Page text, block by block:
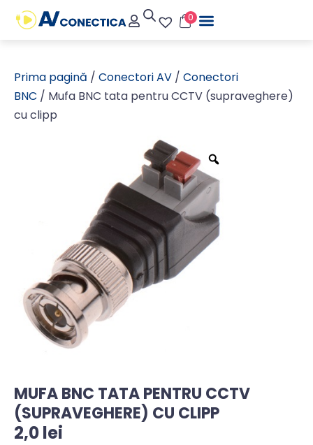
0
Prima pagină / Conectori AV / Conectori
BNC / Mufa BNC tata pentru CCTV (supraveghere)
cu clipp
MUFA BNC TATA PENTRU CCTV
(SUPRAVEGHERE) CU CLIPP
2,0lei